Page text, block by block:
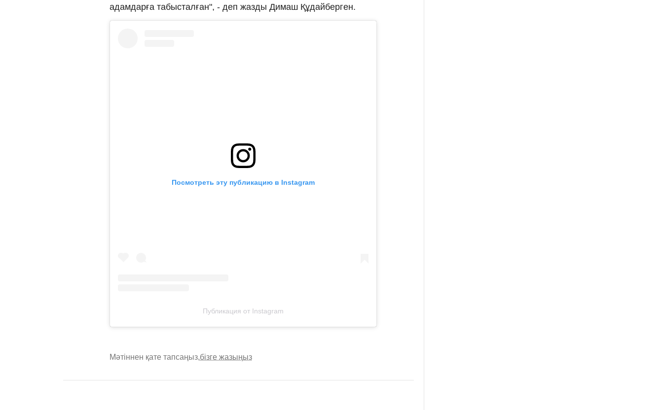
адамдарға табысталған", - деп жазды Димаш Құдайберген.
Посмотреть эту публикацию в Instagram
Публикация от Instagram
Мәтіннен қате тапсаңыз,бізге жазыңыз